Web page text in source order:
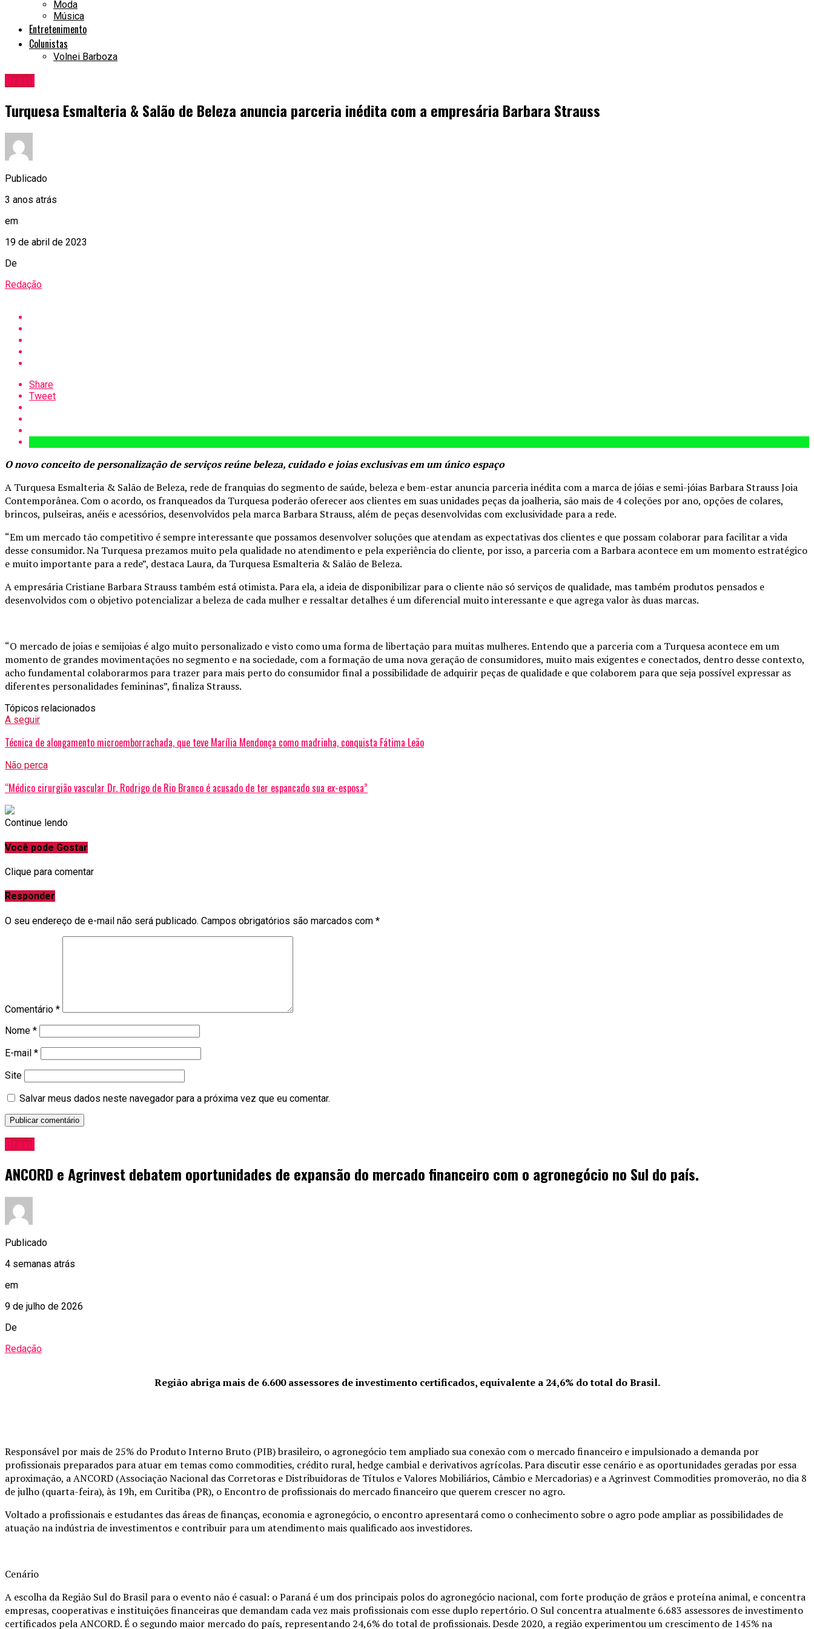
Moda
Música
Entretenimento
Colunistas
Volnei Barboza
Brasil
Turquesa Esmalteria & Salão de Beleza anuncia parceria inédita com a empresária Barbara Strauss
Publicado
3 anos atrás
em
19 de abril de 2023
De
Redação
Share
Tweet
O novo conceito de personalização de serviços reúne beleza, cuidado e joias exclusivas em um único espaço
A Turquesa Esmalteria & Salão de Beleza, rede de franquias do segmento de saúde, beleza e bem-estar anuncia parceria inédita com a marca de jóias e semi-jóias Barbara Strauss Joia
Contemporânea. Com o acordo, os franqueados da Turquesa poderão oferecer aos clientes em suas unidades peças da joalheria, são mais de 4 coleções por ano, opções de colares,
brincos, pulseiras, anéis e acessórios, desenvolvidos pela marca Barbara Strauss, além de peças desenvolvidas com exclusividade para a rede.
“Em um mercado tão competitivo é sempre interessante que possamos desenvolver soluções que atendam as expectativas dos clientes e que possam colaborar para facilitar a vida
desse consumidor. Na Turquesa prezamos muito pela qualidade no atendimento e pela experiência do cliente, por isso, a parceria com a Barbara acontece em um momento estratégico
e muito importante para a rede”, destaca Laura, da Turquesa Esmalteria & Salão de Beleza.
A empresária Cristiane Barbara Strauss também está otimista. Para ela, a ideia de disponibilizar para o cliente não só serviços de qualidade, mas também produtos pensados e
desenvolvidos com o objetivo potencializar a beleza de cada mulher e ressaltar detalhes é um diferencial muito interessante e que agrega valor às duas marcas.
“O mercado de joias e semijoias é algo muito personalizado e visto como uma forma de libertação para muitas mulheres. Entendo que a parceria com a Turquesa acontece em um
momento de grandes movimentações no segmento e na sociedade, com a formação de uma nova geração de consumidores, muito mais exigentes e conectados, dentro desse contexto,
acho fundamental colaborarmos para trazer para mais perto do consumidor final a possibilidade de adquirir peças de qualidade e que colaborem para que seja possível expressar as
diferentes personalidades femininas”, finaliza Strauss.
Tópicos relacionados
A seguir
Técnica de alongamento microemborrachada, que teve Marília Mendonça como madrinha, conquista Fátima Leão
Não perca
“Médico cirurgião vascular Dr. Rodrigo de Rio Branco é acusado de ter espancado sua ex-esposa”
Continue lendo
Você pode Gostar
Clique para comentar
Responder
O seu endereço de e-mail não será publicado. Campos obrigatórios são marcados com *
Comentário *
Nome *
E-mail *
Site
Salvar meus dados neste navegador para a próxima vez que eu comentar.
Brasil
ANCORD e Agrinvest debatem oportunidades de expansão do mercado financeiro com o agronegócio no Sul do país.
Publicado
4 semanas atrás
em
9 de julho de 2026
De
Redação
Região abriga mais de 6.600 assessores de investimento certificados, equivalente a 24,6% do total do Brasil.
Responsável por mais de 25% do Produto Interno Bruto (PIB) brasileiro, o agronegócio tem ampliado sua conexão com o mercado financeiro e impulsionado a demanda por
profissionais preparados para atuar em temas como commodities, crédito rural, hedge cambial e derivativos agrícolas. Para discutir esse cenário e as oportunidades geradas por essa
aproximação, a ANCORD (Associação Nacional das Corretoras e Distribuidoras de Títulos e Valores Mobiliários, Câmbio e Mercadorias) e a Agrinvest Commodities promoverão, no dia 8
de julho (quarta-feira), às 19h, em Curitiba (PR), o Encontro de profissionais do mercado financeiro que querem crescer no agro.
Voltado a profissionais e estudantes das áreas de finanças, economia e agronegócio, o encontro apresentará como o conhecimento sobre o agro pode ampliar as possibilidades de
atuação na indústria de investimentos e contribuir para um atendimento mais qualificado aos investidores.
Cenário
A escolha da Região Sul do Brasil para o evento não é casual: o Paraná é um dos principais polos do agronegócio nacional, com forte produção de grãos e proteína animal, e concentra
empresas, cooperativas e instituições financeiras que demandam cada vez mais profissionais com esse duplo repertório. O Sul concentra atualmente 6.683 assessores de investimento
certificados pela ANCORD. É o segundo maior mercado do país, representando 24,6% do total de profissionais. Desde 2020, a região experimentou um crescimento de 145% na